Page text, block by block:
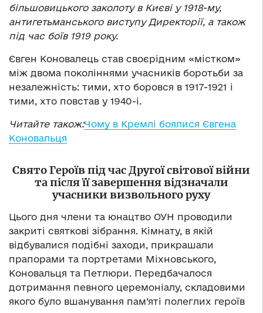
більшовицького заколоту в Києві у 1918-му,
антигетьманського виступу Директорії, а також
під час боїв 1919 року.
Євген Коновалець став своєрідним «містком»
між двома поколіннями учасників боротьби за
незалежність: тими, хто боровся в 1917-1921 і
тими, хто повстав у 1940-і.
Читайте також:Чому в Кремлі боялися Євгена
Коновальця
Свято Героїв під час Другоїсвітовоївійни
та після її завершення відзначали
учасники визвольного руху
Цього дня члени та юнацтво ОУН проводили
закриті святкові зібрання. Кімнату, в якій
відбувалися подібні заходи, прикрашали
прапорами та портретами Міхновського,
Коновальця та Петлюри. Передбачалося
дотримання певного церемоніалу, складовими
якого було вшанування пам’яті полеглих героїв